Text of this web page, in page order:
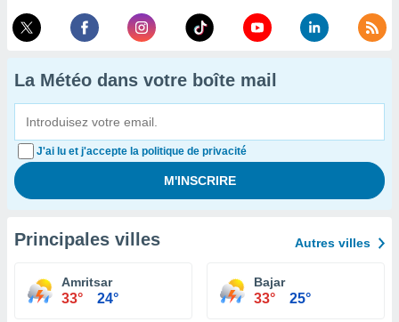
La Météo dans votre boîte mail
J'ai lu et j'accepte la politique de privacité
Principales villes Autres villes
Amritsar
33° 24°
Bajar
33° 25°